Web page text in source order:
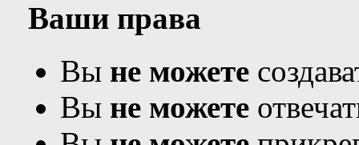
Ваши права
Вы не можете
Вы не можете